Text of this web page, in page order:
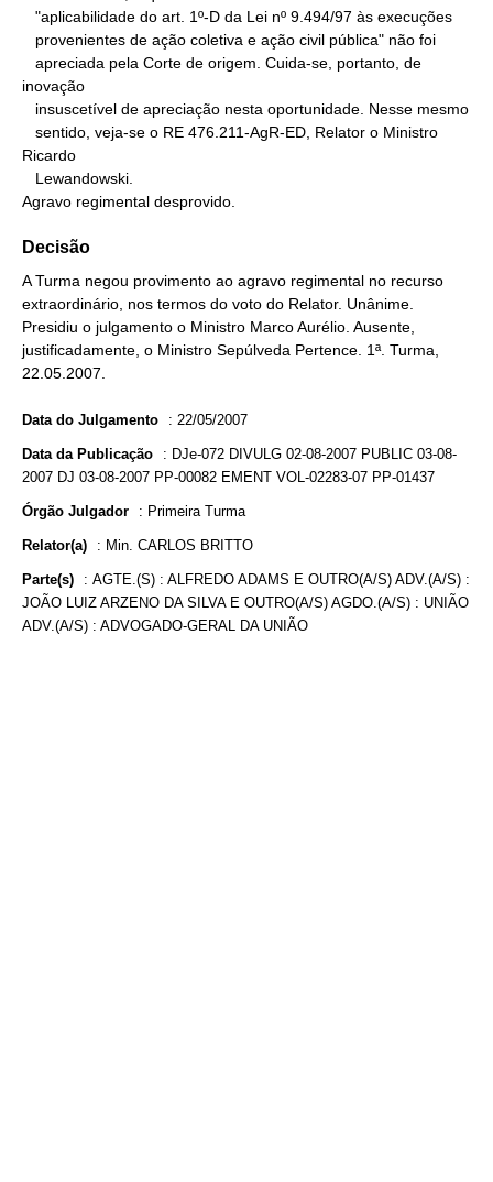
inovação
Ricardo
Agravo regimental desprovido.
Decisão
A Turma negou provimento ao agravo regimental no recurso
extraordinário, nos termos do voto do Relator. Unânime.
Presidiu o julgamento o Ministro Marco Aurélio. Ausente,
justificadamente, o Ministro Sepúlveda Pertence. 1ª. Turma,
22.05.2007.
Data do Julgamento : 22/05/2007
Data da Publicação : DJe-072 DIVULG 02-08-2007 PUBLIC 03-08-
2007 DJ 03-08-2007 PP-00082 EMENT VOL-02283-07 PP-01437
Órgão Julgador : Primeira Turma
Relator(a) : Min. CARLOS BRITTO
Parte(s) : AGTE.(S) : ALFREDO ADAMS E OUTRO(A/S) ADV.(A/S) :
JOÃO LUIZ ARZENO DA SILVA E OUTRO(A/S) AGDO.(A/S) : UNIÃO
ADV.(A/S) : ADVOGADO-GERAL DA UNIÃO